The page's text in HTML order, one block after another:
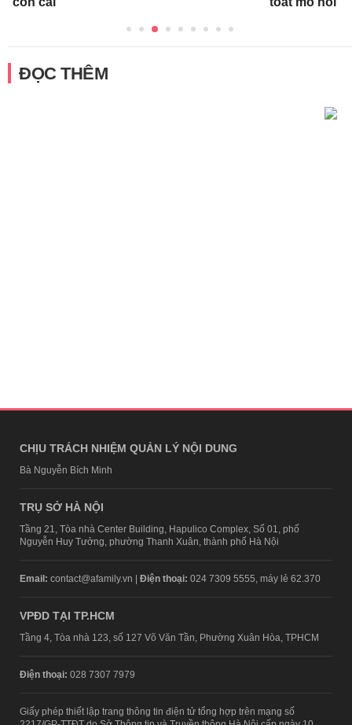
ĐỌC THÊM
CHỊU TRÁCH NHIỆM QUẢN LÝ NỘI DUNG
Bà Nguyễn Bích Minh
TRỤ SỞ HÀ NỘI
Tầng 21, Tòa nhà Center Building, Hapulico Complex, Số 01, phố
Nguyễn Huy Tưởng, phường Thanh Xuân, thành phố Hà Nội
Email: contact@afamily.vn | Điện thoại: 024 7309 5555, máy lẻ 62.370
VPĐD TẠI TP.HCM
Tầng 4, Tòa nhà 123, số 127 Võ Văn Tần, Phường Xuân Hòa, TPHCM
Điện thoại: 028 7307 7979
Giấy phép thiết lập trang thông tin điện tử tổng hợp trên mạng số